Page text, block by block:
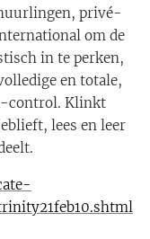
privé-
om de
in te perken,
en totale,
control. Klinkt
lees en leer